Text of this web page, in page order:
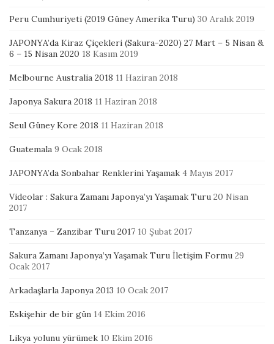
Peru Cumhuriyeti (2019 Güney Amerika Turu) 30 Aralık 2019
JAPONYA’da Kiraz Çiçekleri (Sakura-2020) 27 Mart – 5 Nisan &
6 – 15 Nisan 2020 18 Kasım 2019
Melbourne Australia 2018 11 Haziran 2018
Japonya Sakura 2018 11 Haziran 2018
Seul Güney Kore 2018 11 Haziran 2018
Guatemala 9 Ocak 2018
JAPONYA’da Sonbahar Renklerini Yaşamak 4 Mayıs 2017
Videolar : Sakura Zamanı Japonya’yı Yaşamak Turu 20 Nisan
2017
Tanzanya – Zanzibar Turu 2017 10 Şubat 2017
Sakura Zamanı Japonya’yı Yaşamak Turu İletişim Formu 29
Ocak 2017
Arkadaşlarla Japonya 2013 10 Ocak 2017
Eskişehir de bir gün 14 Ekim 2016
Likya yolunu yürümek 10 Ekim 2016